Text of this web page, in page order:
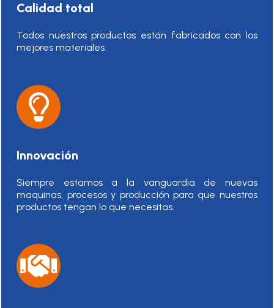
Calidad total
Todos nuestros productos están fabricados con los
mejores materiales.
Innovación
Siempre estamos a la vanguardia de nuevas
maquinas, procesos y producción para que nuestros
productos tengan lo que necesitas.